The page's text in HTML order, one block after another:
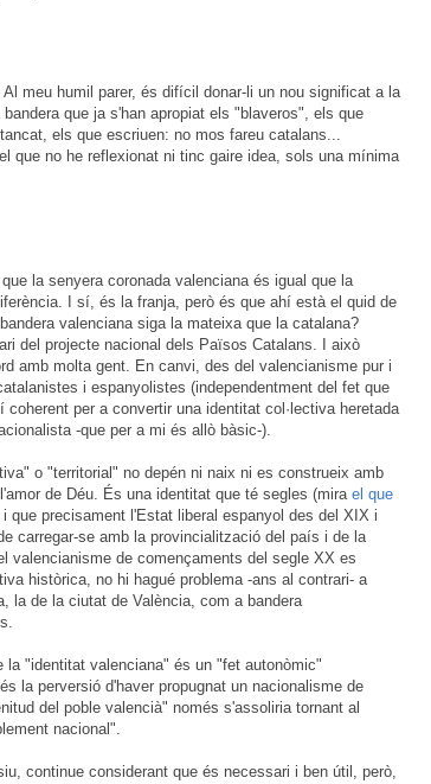
meu humil parer, és difícil donar-li un nou significat a la
que ja s'han apropiat els "blaveros", els que
els que escriuen: no mos fareu catalans...
que no he reflexionat ni tinc gaire idea, sols una mínima
que la senyera coronada valenciana és igual que la
I sí, és la franja, però és que ahí està el quid de
valenciana siga la mateixa que la catalana?
del projecte nacional dels Països Catalans. I això
amb molta gent. En canvi, des del valencianisme pur i
i espanyolistes (independentment del fet que
per a convertir una identitat col·lectiva heretada
-que per a mi és allò bàsic-).
o "territorial" no depén ni naix ni es construeix amb
de Déu. És una identitat que té segles (mira el que
que precisament l'Estat liberal espanyol des del XIX i
carregar-se amb la provincialització del país i de la
valencianisme de començaments del segle XX es
històrica, no hi hagué problema -ans al contrari- a
la de la ciutat de València, com a bandera
la "identitat valenciana" és un "fet autonòmic"
la perversió d'haver propugnat un nacionalisme de
del poble valencià" només s'assoliria tornant al
nacional".
continue considerant que és necessari i ben útil, però,